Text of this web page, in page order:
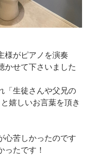
様がピアノを演奏
かせて下さいました
「生徒さんや父兄の
嬉しいお言葉を頂き
心苦しかったのです
ったです！